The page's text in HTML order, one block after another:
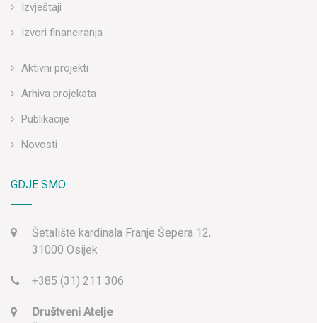
Izvještaji
Izvori financiranja
Aktivni projekti
Arhiva projekata
Publikacije
Novosti
GDJE SMO
Šetalište kardinala Franje Šepera 12,
31000 Osijek
+385 (31) 211 306
Društveni Atelje